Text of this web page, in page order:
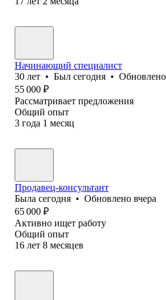
Начинающий специалист
30 лет • Был сегодня • Обновлено
55 000 ₽
Рассматривает предложения
Общий опыт
3 года 1 месяц
Продавец-консультант
Была сегодня • Обновлено вчера
65 000 ₽
Активно ищет работу
Общий опыт
16 лет 8 месяцев